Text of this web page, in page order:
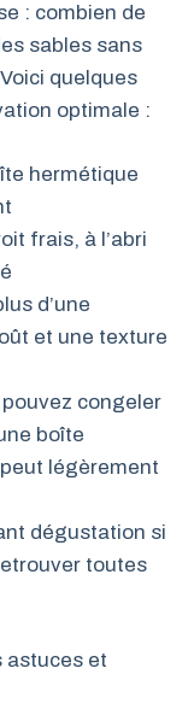
: combien de
sables sans
quelques
optimale :
hermétique
frais, à l’abri
d’une
et une texture
congeler
boîte
légèrement
dégustation si
toutes
astuces et